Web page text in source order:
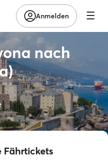
Anmelden
nach
Fährtickets